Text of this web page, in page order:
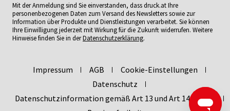
Mit der Anmeldung sind Sie einverstanden, dass druck.at Ihre
personenbezogenen Daten zum Versand des Newsletters sowie zur
Information über Produkte und Dienstleistungen verarbeitet. Sie können
Ihre Einwilligung jederzeit mit Wirkung für die Zukunft widerrufen. Weitere
Hinweise finden Sie in derDatenschutzerklärung.
Impressum AGB
Cookie-Einstellungen
Datenschutz
Datenschutzinformation gemäß Art 13 und Art 14 DSGVO